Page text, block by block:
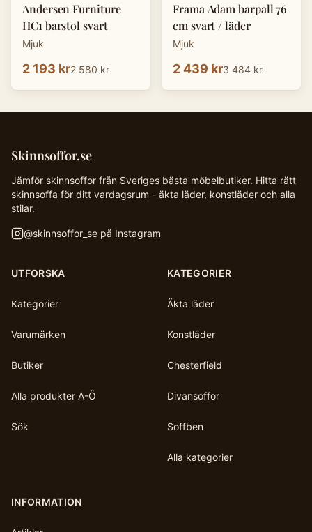
Andersen Furniture
HC1 barstol svart
Mjuk
2 193 kr2 580 kr
Frama Adam barpall 76
cm svart / läder
Mjuk
2 439 kr3 484 kr
Skinnsoffor.se
Jämför skinnsoffor från Sveriges bästa möbelbutiker. Hitta rätt
skinnsoffa för ditt vardagsrum - äkta läder, konstläder och alla
stilar.
@skinnsoffor_se på Instagram
UTFORSKA
Kategorier
Varumärken
Butiker
Alla produkter A-Ö
Sök
KATEGORIER
Äkta läder
Konstläder
Chesterfield
Divansoffor
Soffben
Alla kategorier
INFORMATION